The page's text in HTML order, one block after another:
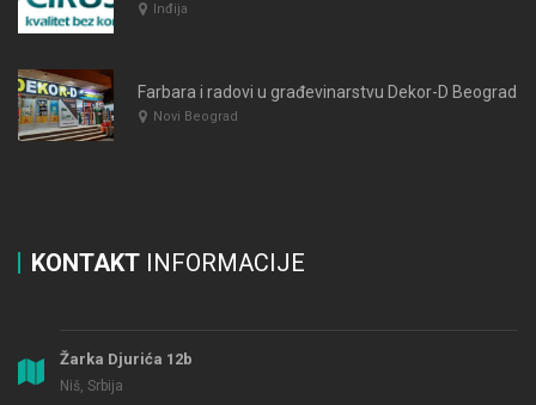
Inđija
Farbara i radovi u građevinarstvu Dekor-D Beograd
Novi Beograd
KONTAKT INFORMACIJE
Žarka Djurića 12b
Niš, Srbija